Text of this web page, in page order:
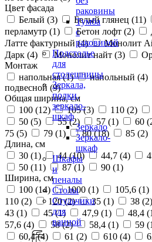
раковины
Тумба
с
раковиной
Подстолье
для
столешницы
Зеркала,
полки,
зеркало-
шкаф
Зеркало
Зеркало-
шкаф
Шкафы
и
пеналы
Столы
Стульчики
для
ванной
Цвет фасада
Белый (3) Белый глянец (11)
перламутр (1) Бетон лофт (2)
Латте фактурный (4) Монолит
Дарк (4) Монолит найт (3)
Монтаж
напольная (1) напольный (4)
подвесной (9)
Общая ширина, см
100 (12) 105 (3) 110 (2)
50 (5) 55 (2) 57 (1) 60 (
75 (5) 79 (1) 80 (18) 85 (2)
Длина, см
30 (1) 44 (10) 44,7 (4)
50 (11) 87 (1) 90 (1)
Ширина, см
100 (14) 1000 (1) 105,6 (1)
110 (2) 120 (2) 35 (1) 38 (2)
43 (1) 45 (1) 47,9 (1) 48,4 (1
57,6 (4) 58 (2) 58,4 (1) 59 (
60,4 (4) 61 (2) 610 (4)